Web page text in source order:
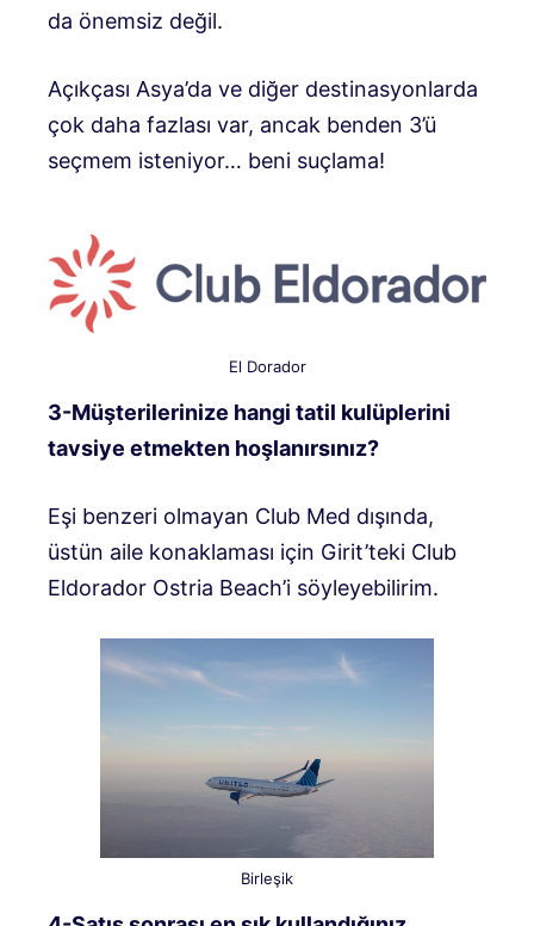
da önemsiz değil.
Açıkçası Asya’da ve diğer destinasyonlarda
çok daha fazlası var, ancak benden 3’ü
seçmem isteniyor… beni suçlama!
El Dorador
3-Müşterilerinize hangi tatil kulüplerini
tavsiye etmekten hoşlanırsınız?
Eşi benzeri olmayan Club Med dışında,
üstün aile konaklaması için Girit’teki Club
Eldorador Ostria Beach’i söyleyebilirim.
Birleşik